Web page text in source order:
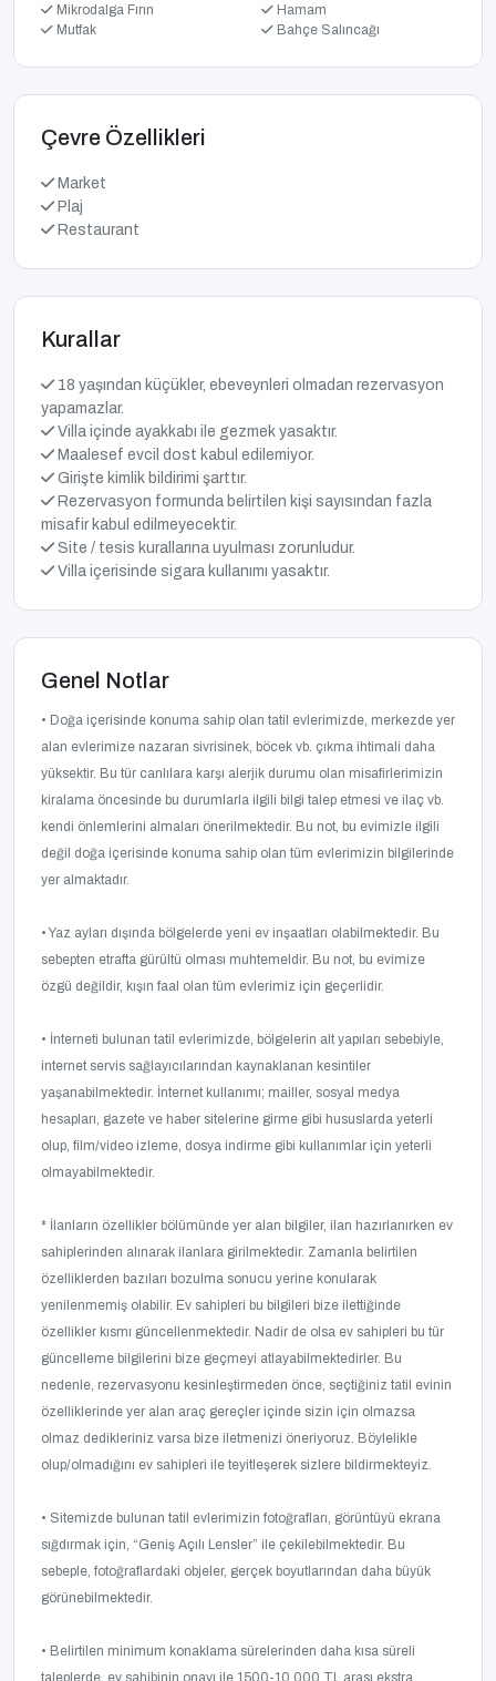
Mikrodalga Fırın
Mutfak
Hamam
Bahçe Salıncağı
Çevre Özellikleri
Market
Plaj
Restaurant
Kurallar
18 yaşından küçükler, ebeveynleri olmadan rezervasyon
yapamazlar.
Villa içinde ayakkabı ile gezmek yasaktır.
Maalesef evcil dost kabul edilemiyor.
Girişte kimlik bildirimi şarttır.
Rezervasyon formunda belirtilen kişi sayısından fazla
misafir kabul edilmeyecektir.
Site / tesis kurallarına uyulması zorunludur.
Villa içerisinde sigara kullanımı yasaktır.
Genel Notlar
• Doğa içerisinde konuma sahip olan tatil evlerimizde, merkezde yer
alan evlerimize nazaran sivrisinek, böcek vb. çıkma ihtimali daha
yüksektir. Bu tür canlılara karşı alerjik durumu olan misafirlerimizin
kiralama öncesinde bu durumlarla ilgili bilgi talep etmesi ve ilaç vb.
kendi önlemlerini almaları önerilmektedir. Bu not, bu evimizle ilgili
değil doğa içerisinde konuma sahip olan tüm evlerimizin bilgilerinde
yer almaktadır.
• Yaz ayları dışında bölgelerde yeni ev inşaatları olabilmektedir. Bu
sebepten etrafta gürültü olması muhtemeldir. Bu not, bu evimize
özgü değildir, kışın faal olan tüm evlerimiz için geçerlidir.
• İnterneti bulunan tatil evlerimizde, bölgelerin alt yapıları sebebiyle,
internet servis sağlayıcılarından kaynaklanan kesintiler
yaşanabilmektedir. İnternet kullanımı; mailler, sosyal medya
hesapları, gazete ve haber sitelerine girme gibi hususlarda yeterli
olup, film/video izleme, dosya indirme gibi kullanımlar için yeterli
olmayabilmektedir.
* İlanların özellikler bölümünde yer alan bilgiler, ilan hazırlanırken ev
sahiplerinden alınarak ilanlara girilmektedir. Zamanla belirtilen
özelliklerden bazıları bozulma sonucu yerine konularak
yenilenmemiş olabilir. Ev sahipleri bu bilgileri bize ilettiğinde
özellikler kısmı güncellenmektedir. Nadir de olsa ev sahipleri bu tür
güncelleme bilgilerini bize geçmeyi atlayabilmektedirler. Bu
nedenle, rezervasyonu kesinleştirmeden önce, seçtiğiniz tatil evinin
özelliklerinde yer alan araç gereçler içinde sizin için olmazsa
olmaz dedikleriniz varsa bize iletmenizi öneriyoruz. Böylelikle
olup/olmadığını ev sahipleri ile teyitleşerek sizlere bildirmekteyiz.
• Sitemizde bulunan tatil evlerimizin fotoğrafları, görüntüyü ekrana
sığdırmak için, “Geniş Açılı Lensler” ile çekilebilmektedir. Bu
sebeple, fotoğraflardaki objeler, gerçek boyutlarından daha büyük
görünebilmektedir.
• Belirtilen minimum konaklama sürelerinden daha kısa süreli
taleplerde, ev sahibinin onayı ile 1500-10.000 TL arası ekstra